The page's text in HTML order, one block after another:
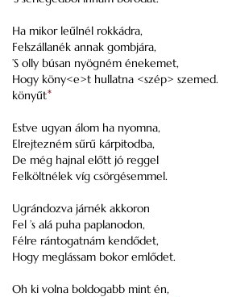
Ha mikor leűlnél rokkádra,
Felszállanék annak gombjára,
’S olly búsan nyögném énekemet,
Hogy köny<e>t hullatna <szép> szemed.
könyűt*
Estve ugyan álom ha nyomna,
Elrejtezném sűrű kárpitodba,
De még hajnal előtt jó reggel
Felköltnélek víg csörgésemmel.
Ugrándozva járnék akkoron
Fel ’s alá puha paplanodon,
Félre rántogatnám kendődet,
Hogy meglássam bokor emlődet.
Oh ki volna boldogabb mint én,